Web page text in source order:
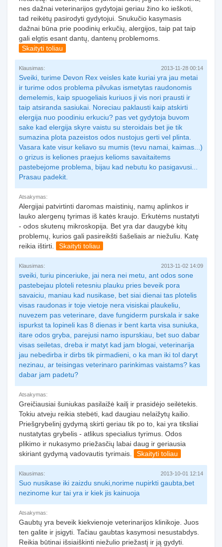
nes dažnai veterinarijos gydytojai geriau žino ko ieškoti,
tad reikėtų pasirodyti gydytojui. Snukučio kasymasis
dažnai būna prie poodinių erkučių, alergijos, taip pat taip
gali elgtis esant dantų, dantenų problemoms.
Skaityti toliau
Klausimas: 2013-11-28 00:14
Sveiki, turime Devon Rex veisles kate kuriai yra jau metai
ir turime odos problema pilvukas ismetytas raudonomis
demelemis, kaip spuogeliais kuriuos ji vis nori prausti ir
taip atsiranda sasiukai. Noreciau paklausti kaip atskirti
elergija nuo poodiniu erkuciu? pas vet gydytoja buvom
sake kad elergija skyre vaistu su steroidais bet jie tik
sumazina plota pazeistos odos nustojus gerti vel plinta.
Vasara kate visur keliavo su mumis (tevu namai, kaimas...)
o grizus is keliones praejus kelioms savaitaitems
pastebejome problema, bijau kad nebutu ko pasigavusi...
Prasau padekit.
Atsakymas:
Alergijai patvirtinti daromas maistinių, namų aplinkos ir
lauko alergenų tyrimas iš katės kraujo. Erkutėms nustatyti
- odos skutenų mikroskopija. Bet yra dar daugybė kitų
problemų, kurios gali pasireikšti šašeliais ar niežuliu. Katę
reikia ištirti.
Skaityti toliau
Klausimas: 2013-11-02 14:09
sveiki, turiu pinceriuke, jai nera nei metu, ant odos sone
pastebejau ploteli retesniu plauku pries beveik pora
savaiciu, maniau kad nusikase, bet siai dienai tas plotelis
visas raudonas ir toje vietoje nera visiskai plaukeliu,
nuvezem pas veterinare, dave fungiderm purskala ir sake
ispurkst ta lopineli kas 8 dienas ir bent karta visa suniuka,
itare odos gryba, parejusi namo ispurskiau, bet suo dabar
visas seiletas, dreba ir matyt kad jam blogai, veterinarija
jau nebedirba ir dirbs tik pirmadieni, o ka man iki tol daryt
nezinau, ar teisingas veterinaro parinkimas vaistams? kas
dabar jam padetu?
Atsakymas:
Greičiausiai šuniukas pasilaižė kailį ir prasidėjo seilėtekis.
Tokiu atveju reikia stebėti, kad daugiau nelaižytų kailio.
Priešgrybelinį gydymą skirti geriau tik po to, kai yra tiksliai
nustatytas grybelis - atlikus specialius tyrimus. Odos
plikimo ir nukasymo priežasčių labai daug ir geriausia
skiriant gydymą vadovautis tyrimais.
Skaityti toliau
Klausimas: 2013-10-01 12:14
Suo nusikase iki zaizdu snuki,norime nupirkti gaubta,bet
nezinome kur tai yra ir kiek jis kainuoja
Atsakymas:
Gaubtų yra beveik kiekvienoje veterinarijos klinikoje. Juos
ten galite ir įsigyti. Tačiau gaubtas kasymosi nesustabdys.
Reikia būtinai išsiaiškinti niežulio priežastį ir ją gydyti.